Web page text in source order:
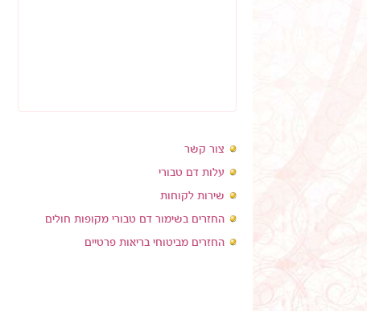
צור קשר
עלות דם טבורי
שירות לקוחות
החזרים בשימור דם טבורי מקופות חולים
החזרים מביטוחי בריאות פרטיים